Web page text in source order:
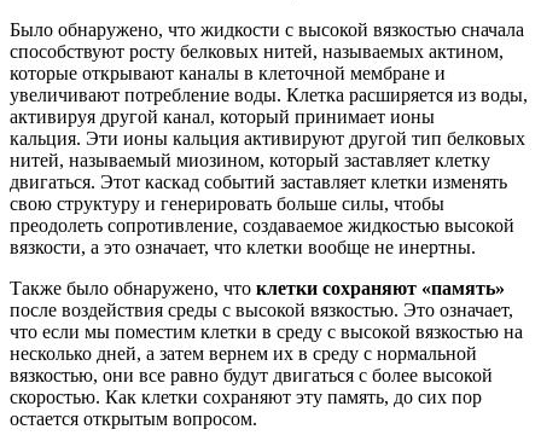
Было обнаружено, что жидкости с высокой вязкостью сначала
способствуют росту белковых нитей, называемых актином,
которые открывают каналы в клеточной мембране и
увеличивают потребление воды. Клетка расширяется из воды,
активируя другой канал, который принимает ионы
кальция. Эти ионы кальция активируют другой тип белковых
нитей, называемый миозином, который заставляет клетку
двигаться. Этот каскад событий заставляет клетки изменять
свою структуру и генерировать больше силы, чтобы
преодолеть сопротивление, создаваемое жидкостью высокой
вязкости, а это означает, что клетки вообще не инертны.
Также было обнаружено, что клетки сохраняют «память»
после воздействия среды с высокой вязкостью. Это означает,
что если мы поместим клетки в среду с высокой вязкостью на
несколько дней, а затем вернем их в среду с нормальной
вязкостью, они все равно будут двигаться с более высокой
скоростью. Как клетки сохраняют эту память, до сих пор
остается открытым вопросом.